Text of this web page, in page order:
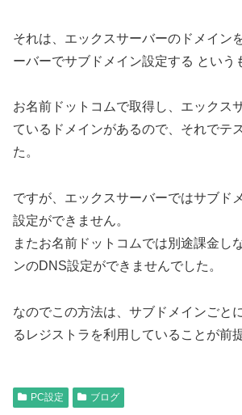
それは、エックスサーバーのドメイン
ーバーでサブドメイン設定する という
お名前ドットコムで取得し、エックス
ているドメインがあるので、それでテ
た。
ですが、エックスサーバーではサブド
設定ができません。
またお名前ドットコムでは別途課金し
ンのDNS設定ができませんでした。
なのでこの方法は、サブドメインごと
るレジストラを利用していることが前
PC設定 ブログ